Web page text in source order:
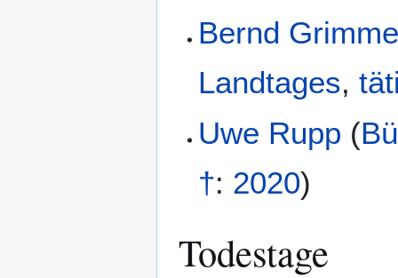
Bernd
Landtages,
Uwe Rupp (
†: 2020)
Todestage